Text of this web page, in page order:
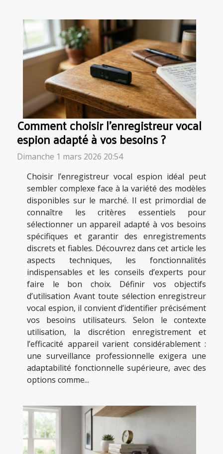
Comment choisir l'enregistreur vocal
espion adapté à vos besoins ?
Dimanche 1 mars 2026 20:54
Choisir l’enregistreur vocal espion idéal peut
sembler complexe face à la variété des modèles
disponibles sur le marché. Il est primordial de
connaître les critères essentiels pour
sélectionner un appareil adapté à vos besoins
spécifiques et garantir des enregistrements
discrets et fiables. Découvrez dans cet article les
aspects techniques, les fonctionnalités
indispensables et les conseils d’experts pour
faire le bon choix. Définir vos objectifs
d’utilisation Avant toute sélection enregistreur
vocal espion, il convient d’identifier précisément
vos besoins utilisateurs. Selon le contexte
utilisation, la discrétion enregistrement et
l’efficacité appareil varient considérablement :
une surveillance professionnelle exigera une
adaptabilité fonctionnelle supérieure, avec des
options comme...